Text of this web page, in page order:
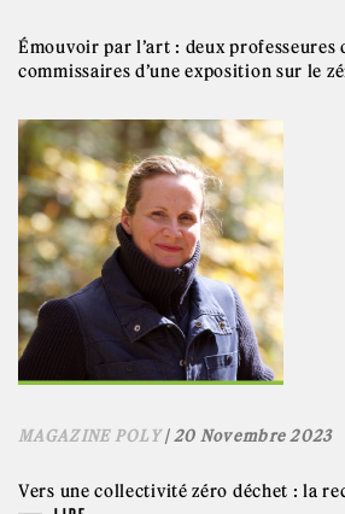
Émouvoir par l’art : deux professeures
commissaires d’une exposition sur le
MAGAZINE POLY| 20 Novembre 2023
Vers une collectivité zéro déchet : la